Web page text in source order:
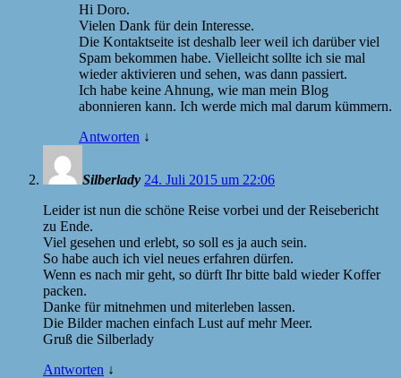
Hi Doro.
Vielen Dank für dein Interesse.
Die Kontaktseite ist deshalb leer weil ich darüber viel
Spam bekommen habe. Vielleicht sollte ich sie mal
wieder aktivieren und sehen, was dann passiert.
Ich habe keine Ahnung, wie man mein Blog
abonnieren kann. Ich werde mich mal darum kümmern.
Antworten ↓
Silberlady 24. Juli 2015 um 22:06
Leider ist nun die schöne Reise vorbei und der Reisebericht
zu Ende.
Viel gesehen und erlebt, so soll es ja auch sein.
So habe auch ich viel neues erfahren dürfen.
Wenn es nach mir geht, so dürft Ihr bitte bald wieder Koffer
packen.
Danke für mitnehmen und miterleben lassen.
Die Bilder machen einfach Lust auf mehr Meer.
Gruß die Silberlady
Antworten ↓